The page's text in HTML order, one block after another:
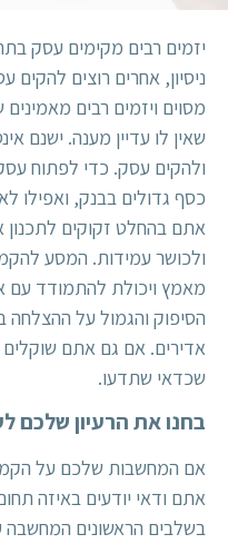
יזמים רבים מקימים עסק
ניסיון, אחרים רוצים
מסוים ויזמים רבים
שאין לו עדיין מענה. ישנם
ולהקים עסק. כדי לפתוח
כסף גדולים בבנק, ואפילו
אתם בהחלט זקוקים
ולכושר עמידות. המסע
מאמץ ויכולת להתמודד עם
הסיפוק והגמול על
אדירים. אם גם אתם
שכדאי שתדעו.
בחנו את הרעיון שלכם
אם המחשבות שלכם על
אתם ודאי יודעים באיזה
בשלבים הראשונים